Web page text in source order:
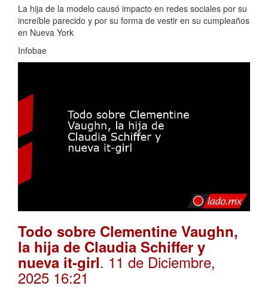
La hija de la modelo causó impacto en redes sociales por su
increíble parecido y por su forma de vestir en su cumpleaños
en Nueva York
Infobae
Todo sobre Clementine Vaughn,
la hija de Claudia Schiffer y
nueva it-girl. 11 de Diciembre,
2025 16:21